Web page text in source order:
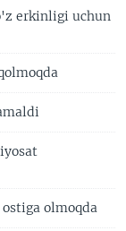
erkinligi uchun
olmoqda